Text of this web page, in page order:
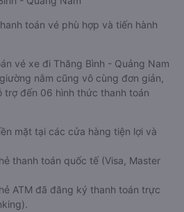
toán vé phù hợp và tiến hành
vé xe đi Thăng Bình - Quảng Nam
nằm cũng vô cùng đơn giản,
trợ đến 06 hình thức thanh toán
mặt tại các cửa hàng tiện lợi và
thanh toán quốc tế (Visa, Master
ATM đã đăng ký thanh toán trực